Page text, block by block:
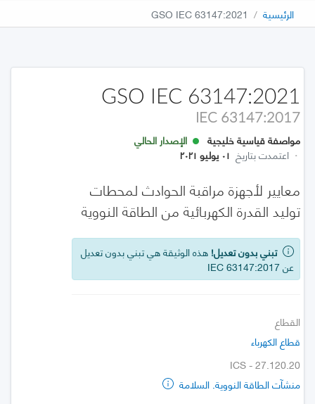
الرئيسية GSO IEC 63147:2021
GSO IEC 63147:2021
IEC 63147:2017
مواصفة قياسية خليجية
الإصدار الحالي
· اعتمدت بتاريخ ٠١ يوليو ٢٠٢١
معايير لأجهزة مراقبة الحوادث لمحطات
توليد القدرة الكهربائية من الطاقة النووية
تبني بدون تعديل! هذه الوثيقة هي تبني بدون تعديل
عن IEC 63147:2017
القطاع
قطاع الكهرباء
ICS - 27.120.20
منشآت الطاقة النووية. السلامة